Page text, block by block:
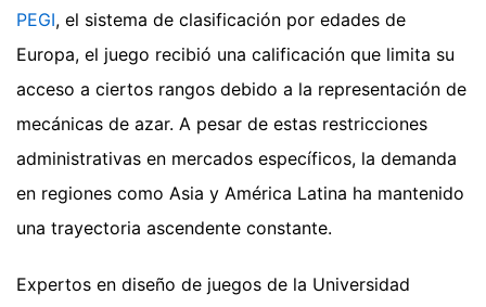
PEGI, el sistema de clasificación por edades de
Europa, el juego recibió una calificación que limita su
acceso a ciertos rangos debido a la representación de
mecánicas de azar. A pesar de estas restricciones
administrativas en mercados específicos, la demanda
en regiones como Asia y América Latina ha mantenido
una trayectoria ascendente constante.
Expertos en diseño de juegos de la Universidad